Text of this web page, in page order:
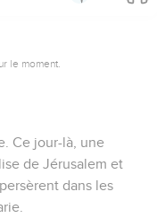
le moment.
Ce jour-là, une
de Jérusalem et
dans les